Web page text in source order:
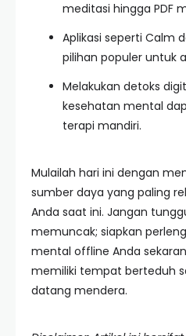
meditasi hingga PDF
Aplikasi seperti Calm
pilihan populer untuk
Melakukan detoks
kesehatan mental
terapi mandiri.
Mulailah hari ini dengan
sumber daya yang paling
Anda saat ini. Jangan
memuncak; siapkan
mental offline Anda
memiliki tempat berteduh
datang mendera.